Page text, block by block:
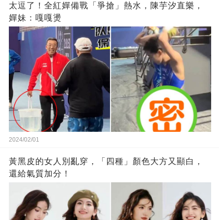
太逗了！全紅嬋備戰「爭搶」熱水，陳芋汐直樂，
嬋妹：嘎嘎燙
2024/02/01
黃黑皮的女人別亂穿，「四種」顏色大方又顯白，
還給氣質加分！